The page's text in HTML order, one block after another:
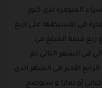
المتوفرة لدى كنوز
في تقسيطها على اربع
قيمة المبلغ في
في الشهر التالي ثم
الأخير في الشهر الذي
أو تمارا و سنوضح